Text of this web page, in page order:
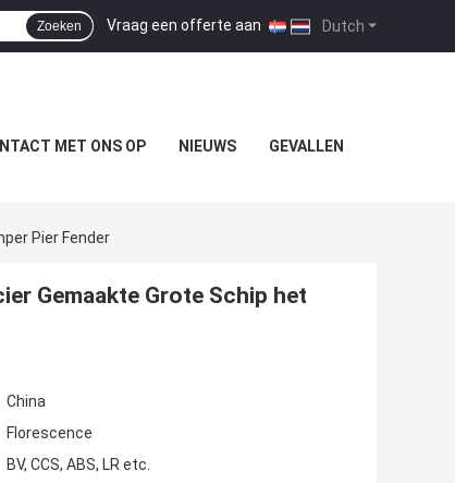
Dutch
Vraag een offerte aan |
Zoeken
MET ONS OP NIEUWS GEVALLEN
Pier Fender
Gemaakte Grote Schip het
China
Florescence
BV, CCS, ABS, LR etc.